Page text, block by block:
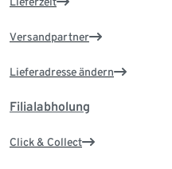
Versandpartner
Lieferadresse ändern
Filialabholung
Click & Collect